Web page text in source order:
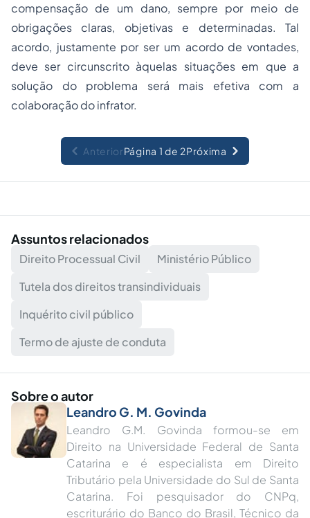
compensação de um dano, sempre por meio de
obrigações claras, objetivas e determinadas. Tal
acordo, justamente por ser um acordo de vontades,
deve ser circunscrito àquelas situações em que a
solução do problema será mais efetiva com a
colaboração do infrator.
AnteriorPágina 1 de 2Próxima
Assuntos relacionados
Direito Processual Civil
Ministério Público
Tutela dos direitos transindividuais
Inquérito civil público
Termo de ajuste de conduta
Sobre o autor
Leandro G. M. Govinda
Leandro G.M. Govinda formou-se em
Direito na Universidade Federal de Santa
Catarina e é especialista em Direito
Tributário pela Universidade do Sul de Santa
Catarina. Foi pesquisador do CNPq,
escriturário do Banco do Brasil, Técnico da